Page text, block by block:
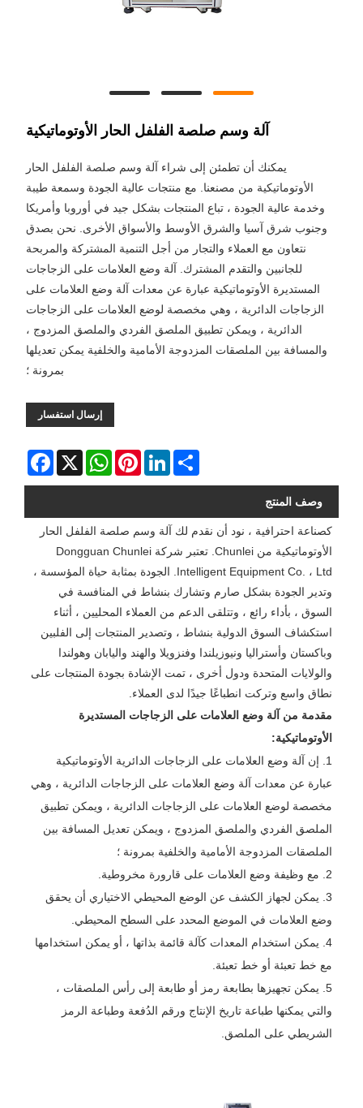
آلة وسم صلصة الفلفل الحار الأوتوماتيكية
يمكنك أن تطمئن إلى شراء آلة وسم صلصة الفلفل الحار
الأوتوماتيكية من مصنعنا. مع منتجات عالية الجودة وسمعة طيبة
وخدمة عالية الجودة ، تباع المنتجات بشكل جيد في أوروبا وأمريكا
وجنوب شرق آسيا والشرق الأوسط والأسواق الأخرى. نحن بصدق
نتعاون مع العملاء والتجار من أجل التنمية المشتركة والمربحة
للجانبين والتقدم المشترك. آلة وضع العلامات على الزجاجات
المستديرة الأوتوماتيكية عبارة عن معدات آلة وضع العلامات على
الزجاجات الدائرية ، وهي مخصصة لوضع العلامات على الزجاجات
الدائرية ، ويمكن تطبيق الملصق الفردي والملصق المزدوج ،
والمسافة بين الملصقات المزدوجة الأمامية والخلفية يمكن تعديلها
بمرونة ؛
إرسال استفسار
Facebook X
WhatsAppPinterestLinkedInShare
وصف المنتج
كصناعة احترافية ، نود أن نقدم لك آلة وسم صلصة الفلفل الحار
الأوتوماتيكية من Chunlei. تعتبر شركة Dongguan Chunlei
Intelligent Equipment Co. ، Ltd. الجودة بمثابة حياة المؤسسة ،
وتدير الجودة بشكل صارم وتشارك بنشاط في المنافسة في
السوق ، بأداء رائع ، وتتلقى الدعم من العملاء المحليين ، أثناء
استكشاف السوق الدولية بنشاط ، وتصدير المنتجات إلى الفلبين
وباكستان وأستراليا ونيوزيلندا وفنزويلا والهند واليابان وهولندا
والولايات المتحدة ودول أخرى ، تمت الإشادة بجودة المنتجات على
نطاق واسع وتركت انطباعًا جيدًا لدى العملاء.
مقدمة من آلة وضع العلامات على الزجاجات المستديرة
الأوتوماتيكية:
1. إن آلة وضع العلامات على الزجاجات الدائرية الأوتوماتيكية
عبارة عن معدات آلة وضع العلامات على الزجاجات الدائرية ، وهي
مخصصة لوضع العلامات على الزجاجات الدائرية ، ويمكن تطبيق
الملصق الفردي والملصق المزدوج ، ويمكن تعديل المسافة بين
الملصقات المزدوجة الأمامية والخلفية بمرونة ؛
2. مع وظيفة وضع العلامات على قارورة مخروطية.
3. يمكن لجهاز الكشف عن الوضع المحيطي الاختياري أن يحقق
وضع العلامات في الموضع المحدد على السطح المحيطي.
4. يمكن استخدام المعدات كآلة قائمة بذاتها ، أو يمكن استخدامها
مع خط تعبئة أو خط تعبئة.
5. يمكن تجهيزها بطابعة رمز أو طابعة إلى رأس الملصقات ،
والتي يمكنها طباعة تاريخ الإنتاج ورقم الدُفعة وطباعة الرمز
الشريطي على الملصق.